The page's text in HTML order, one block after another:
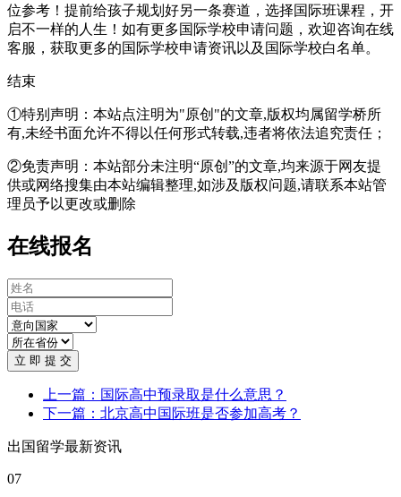
位参考！提前给孩子规划好另一条赛道，选择国际班课程，开
启不一样的人生！如有更多国际学校申请问题，欢迎咨询在线
客服 ，获取更多的国际学校申请资讯以及国际学校白名单。
结束
①特别声明：本站点注明为"原创"的文章,版权均属留学桥所
有,未经书面允许不得以任何形式转载,违者将依法追究责任；
②免责声明：本站部分未注明“原创”的文章,均来源于网友提
供或网络搜集由本站编辑整理,如涉及版权问题,请联系本站管
理员予以更改或删除
在线报名
立 即 提 交
上一篇：国际高中预录取是什么意思？
下一篇：北京高中国际班是否参加高考？
出国留学最新资讯
07